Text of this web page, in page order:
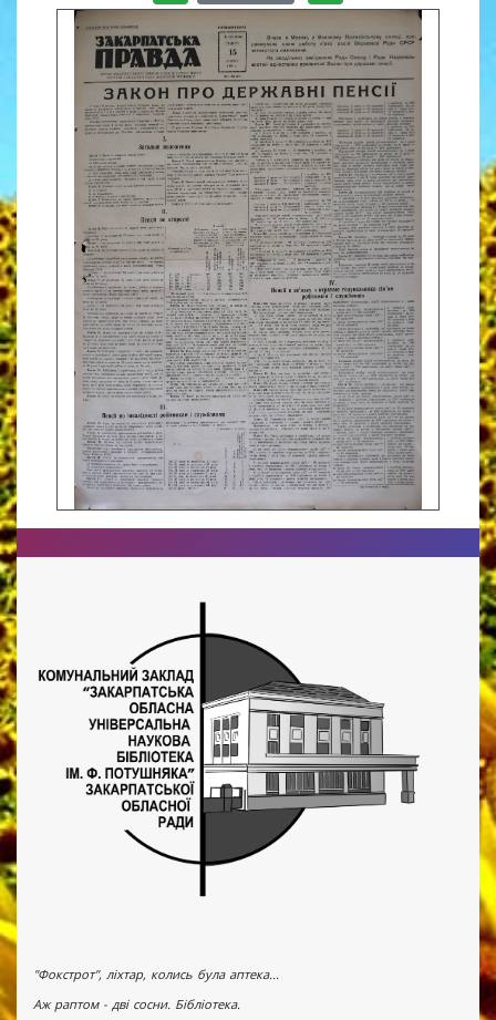
"Фокстрот", ліхтар, колись була аптека...
Аж раптом - дві сосни. Бібліотека.